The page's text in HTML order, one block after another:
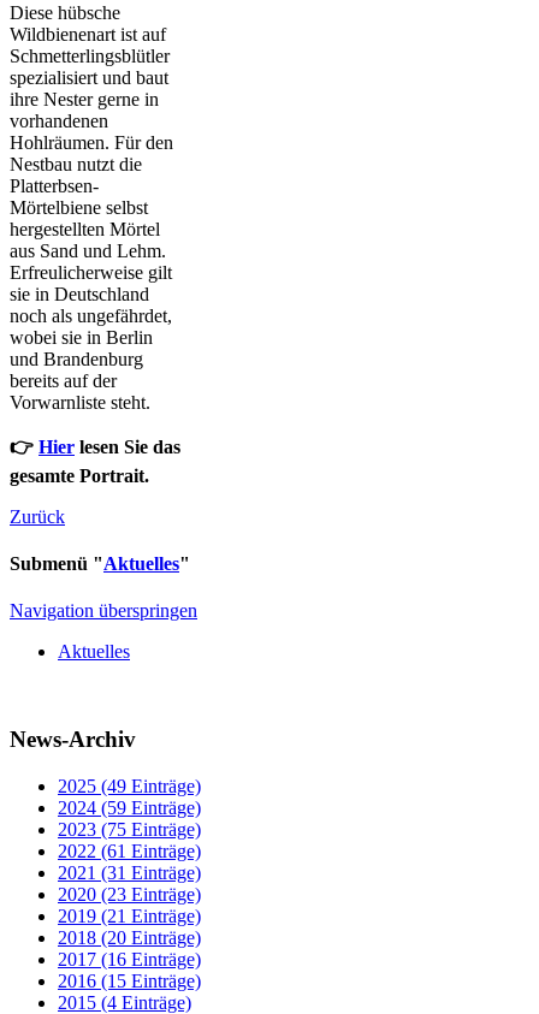
Diese hübsche
Wildbienenart ist auf
Schmetterlingsblütler
spezialisiert und baut
ihre Nester gerne in
vorhandenen
Hohlräumen. Für den
Nestbau nutzt die
Platterbsen-
Mörtelbiene selbst
hergestellten Mörtel
aus Sand und Lehm.
Erfreulicherweise gilt
sie in Deutschland
noch als ungefährdet,
wobei sie in Berlin
und Brandenburg
bereits auf der
Vorwarnliste steht.
👉 Hier lesen Sie das
gesamte Portrait.
Zurück
Submenü "Aktuelles"
Navigation überspringen
Aktuelles
News-Archiv
2025 (49 Einträge)
2024 (59 Einträge)
2023 (75 Einträge)
2022 (61 Einträge)
2021 (31 Einträge)
2020 (23 Einträge)
2019 (21 Einträge)
2018 (20 Einträge)
2017 (16 Einträge)
2016 (15 Einträge)
2015 (4 Einträge)